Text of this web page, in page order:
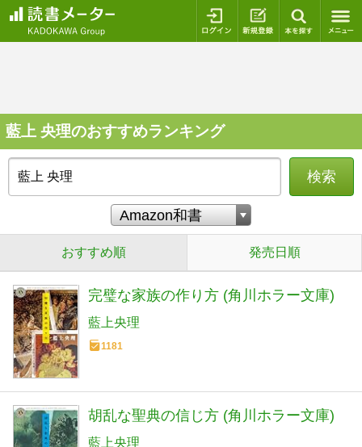
ログイン 新規登録
藍上 央理のおすすめランキング
検索
おすすめ順 発売日順
完璧な家族の作り方 (角川ホラー文庫)
藍上央理
1181
胡乱な聖典の信じ方 (角川ホラー文庫)
藍上央理